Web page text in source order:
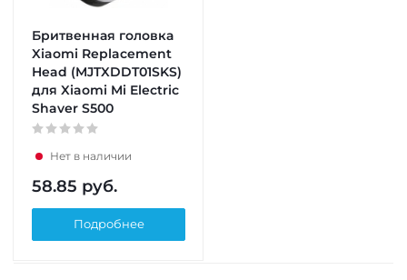
Бритвенная головка
Xiaomi Replacement
Head (MJTXDDT01SKS)
для Xiaomi Mi Electric
Shaver S500
Нет в наличии
58.85 руб.
Подробнее